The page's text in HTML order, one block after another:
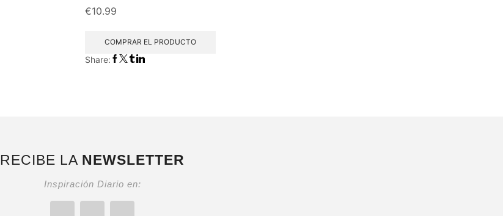
€10.99
COMPRAR EL PRODUCTO
Share:
RECIBE LA NEWSLETTER
Inspiración Diario en: